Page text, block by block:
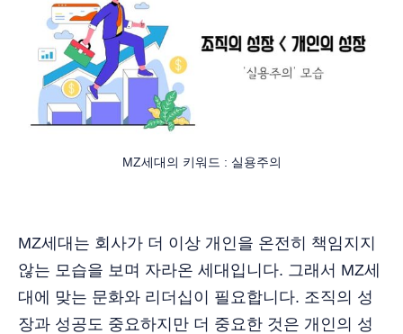
MZ세대의 키워드 : 실용주의
MZ세대는 회사가 더 이상 개인을 온전히 책임지지
않는 모습을 보며 자라온 세대입니다. 그래서 MZ세
대에 맞는 문화와 리더십이 필요합니다. 조직의 성
장과 성공도 중요하지만 더 중요한 것은 개인의 성